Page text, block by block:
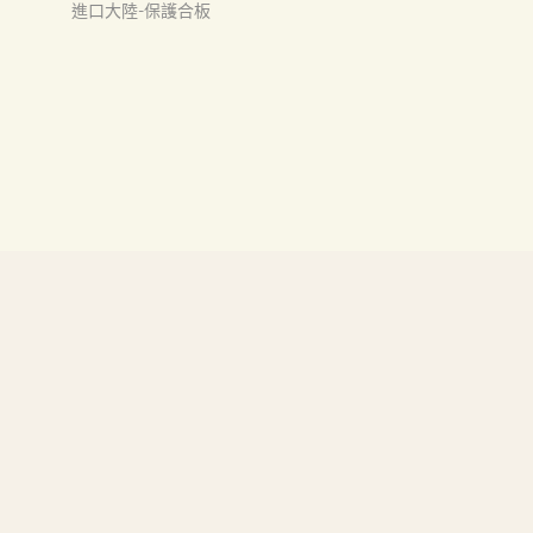
進口大陸-保護合板